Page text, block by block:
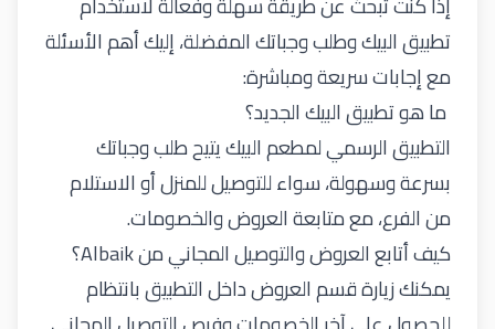
تطبيق البيك وطلب وجباتك المفضلة، إليك أهم الأسئلة
مع إجابات سريعة ومباشرة:
ما هو تطبيق البيك الجديد؟
التطبيق الرسمي لمطعم البيك يتيح طلب وجباتك
بسرعة وسهولة، سواء للتوصيل للمنزل أو الاستلام
من الفرع، مع متابعة العروض والخصومات.
كيف أتابع العروض والتوصيل المجاني من Albaik؟
يمكنك زيارة قسم العروض داخل التطبيق بانتظام